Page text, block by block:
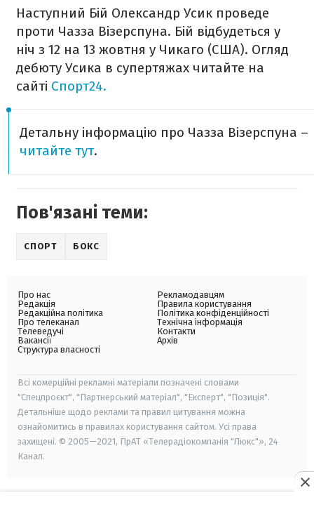
Наступний Бій Олександр Усик проведе
проти Чазза Візерспуна. Бій відбудеться у
ніч з 12 на 13 жовтня у Чикаго (США). Огляд
дебюту Усика в супертяжах читайте на
сайті Спорт24.
Детальну інформацію про Чазза Візерспуна –
читайте тут.
Пов'язані теми:
СПОРТ БОКС
Про нас
Редакція
Редакційна політика
Про телеканал
Телеведучі
Вакансії
Структура власності
Рекламодавцям
Правила користування
Політика конфіденційності
Технічна інформація
Контакти
Архів
Всі комерційні рекламні матеріали позначені словами
"Спецпроєкт", "Партнерський матеріал", "Експерт", "Позиція".
Детальніше щодо реклами та правил цитування можна
ознайомитись в правилах користування сайтом. Усі права
захищені. © 2005—2021, ПрАТ «Телерадіокомпанія "Люкс"», 24
Канал.